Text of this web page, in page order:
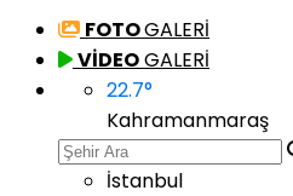
FOTOGALERİ
VİDEOGALERİ
22.7°
Kahramanmaraş
İstanbul